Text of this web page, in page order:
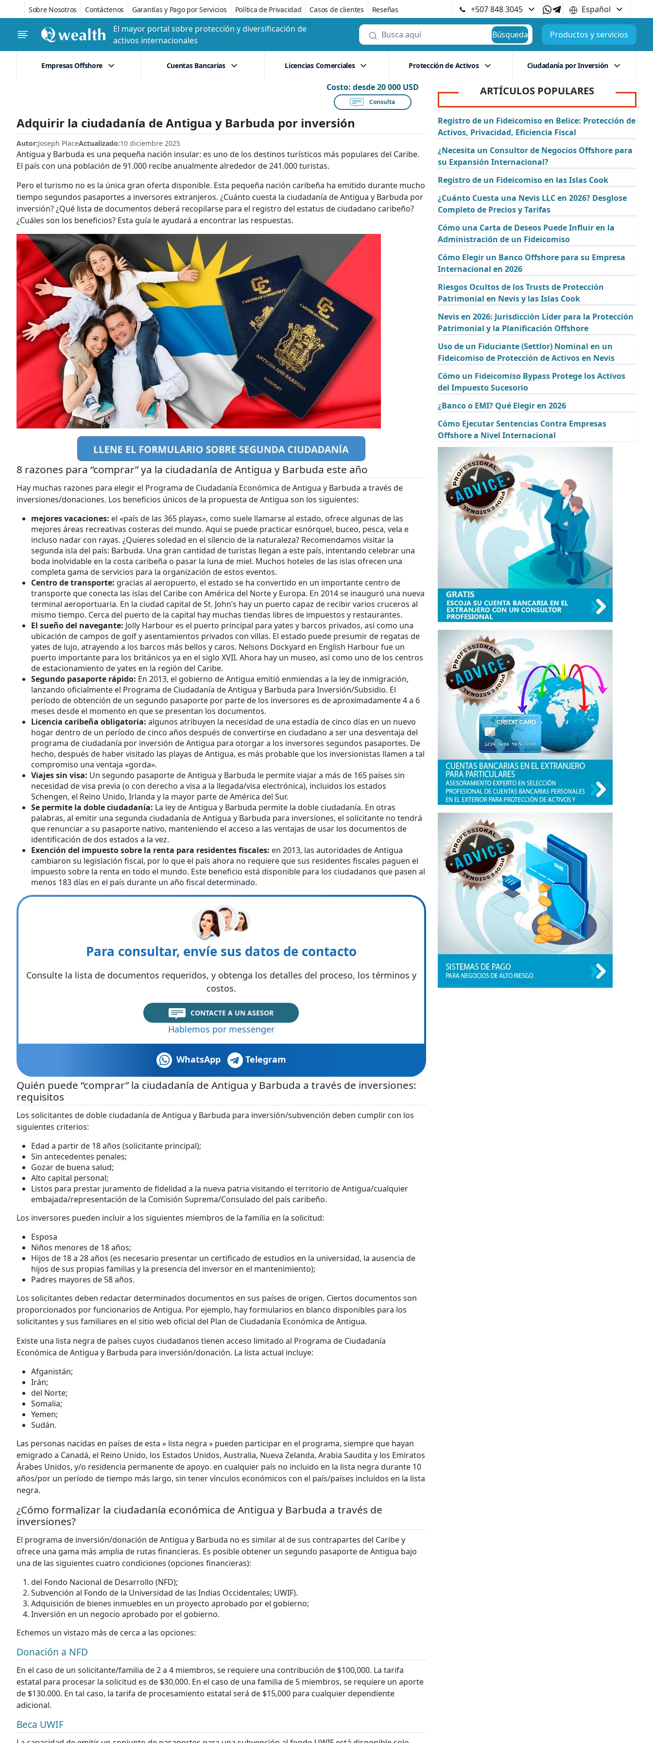
Sobre Nosotros Contáctenos Garantías y Pago por Servicios Política de Privacidad Casos de clientes Reseñas +507 848 3045
Español
El mayor portal sobre protección y diversificación de
activos internacionales
Búsqueda Productos y servicios
Empresas Offshore Cuentas Bancarias Licencias Comerciales Protección de Activos Ciudadanía por Inversión
Costo: desde 20 000 USD
Consulta
Adquirir la ciudadanía de Antigua y Barbuda por inversión
Autor:Joseph PlaceActualizado:10 diciembre 2025
Antigua y Barbuda es una pequeña nación insular: es uno de los destinos turísticos más populares del Caribe.
El país con una población de 91.000 recibe anualmente alrededor de 241.000 turistas.
Pero el turismo no es la única gran oferta disponible. Esta pequeña nación caribeña ha emitido durante mucho
tiempo segundos pasaportes a inversores extranjeros. ¿Cuánto cuesta la ciudadanía de Antigua y Barbuda por
inversión? ¿Qué lista de documentos deberá recopilarse para el registro del estatus de ciudadano caribeño?
¿Cuáles son los beneficios? Esta guía le ayudará a encontrar las respuestas.
8 razones para “comprar” ya la ciudadanía de Antigua y Barbuda este año
Hay muchas razones para elegir el Programa de Ciudadanía Económica de Antigua y Barbuda a través de
inversiones/donaciones. Los beneficios únicos de la propuesta de Antigua son los siguientes:
mejores vacaciones: el «país de las 365 playas», como suele llamarse al estado, ofrece algunas de las
mejores áreas recreativas costeras del mundo. Aquí se puede practicar esnórquel, buceo, pesca, vela e
incluso nadar con rayas. ¿Quieres soledad en el silencio de la naturaleza? Recomendamos visitar la
segunda isla del país: Barbuda. Una gran cantidad de turistas llegan a este país, intentando celebrar una
boda inolvidable en la costa caribeña o pasar la luna de miel. Muchos hoteles de las islas ofrecen una
completa gama de servicios para la organización de estos eventos.
Centro de transporte: gracias al aeropuerto, el estado se ha convertido en un importante centro de
transporte que conecta las islas del Caribe con América del Norte y Europa. En 2014 se inauguró una nueva
terminal aeroportuaria. En la ciudad capital de St. John’s hay un puerto capaz de recibir varios cruceros al
mismo tiempo. Cerca del puerto de la capital hay muchas tiendas libres de impuestos y restaurantes.
El sueño del navegante: Jolly Harbour es el puerto principal para yates y barcos privados, así como una
ubicación de campos de golf y asentamientos privados con villas. El estado puede presumir de regatas de
yates de lujo, atrayendo a los barcos más bellos y caros. Nelsons Dockyard en English Harbour fue un
puerto importante para los británicos ya en el siglo XVII. Ahora hay un museo, así como uno de los centros
de estacionamiento de yates en la región del Caribe.
Segundo pasaporte rápido: En 2013, el gobierno de Antigua emitió enmiendas a la ley de inmigración,
lanzando oficialmente el Programa de Ciudadanía de Antigua y Barbuda para Inversión/Subsidio. El
período de obtención de un segundo pasaporte por parte de los inversores es de aproximadamente 4 a 6
meses desde el momento en que se presentan los documentos.
Licencia caribeña obligatoria: algunos atribuyen la necesidad de una estadía de cinco días en un nuevo
hogar dentro de un período de cinco años después de convertirse en ciudadano a ser una desventaja del
programa de ciudadanía por inversión de Antigua para otorgar a los inversores segundos pasaportes. De
hecho, después de haber visitado las playas de Antigua, es más probable que los inversionistas llamen a tal
compromiso una ventaja «gorda».
Viajes sin visa: Un segundo pasaporte de Antigua y Barbuda le permite viajar a más de 165 países sin
necesidad de visa previa (o con derecho a visa a la llegada/visa electrónica), incluidos los estados
Schengen, el Reino Unido, Irlanda y la mayor parte de América del Sur.
Se permite la doble ciudadanía: La ley de Antigua y Barbuda permite la doble ciudadanía. En otras
palabras, al emitir una segunda ciudadanía de Antigua y Barbuda para inversiones, el solicitante no tendrá
que renunciar a su pasaporte nativo, manteniendo el acceso a las ventajas de usar los documentos de
identificación de dos estados a la vez.
Exención del impuesto sobre la renta para residentes fiscales: en 2013, las autoridades de Antigua
cambiaron su legislación fiscal, por lo que el país ahora no requiere que sus residentes fiscales paguen el
impuesto sobre la renta en todo el mundo. Este beneficio está disponible para los ciudadanos que pasen al
menos 183 días en el país durante un año fiscal determinado.
Para consultar, envíe sus datos de contacto
Consulte la lista de documentos requeridos, y obtenga los detalles del proceso, los términos y
costos.
CONTACTE A UN ASESOR
Hablemos por messenger
WhatsApp Telegram
Quién puede “comprar” la ciudadanía de Antigua y Barbuda a través de inversiones:
requisitos
Los solicitantes de doble ciudadanía de Antigua y Barbuda para inversión/subvención deben cumplir con los
siguientes criterios:
Edad a partir de 18 años (solicitante principal);
Sin antecedentes penales;
Gozar de buena salud;
Alto capital personal;
Listos para prestar juramento de fidelidad a la nueva patria visitando el territorio de Antigua/cualquier
embajada/representación de la Comisión Suprema/Consulado del país caribeño.
Los inversores pueden incluir a los siguientes miembros de la familia en la solicitud:
Esposa
Niños menores de 18 años;
Hijos de 18 a 28 años (es necesario presentar un certificado de estudios en la universidad, la ausencia de
hijos de sus propias familias y la presencia del inversor en el mantenimiento);
Padres mayores de 58 años.
Los solicitantes deben redactar determinados documentos en sus países de origen. Ciertos documentos son
proporcionados por funcionarios de Antigua. Por ejemplo, hay formularios en blanco disponibles para los
solicitantes y sus familiares en el sitio web oficial del Plan de Ciudadanía Económica de Antigua.
Existe una lista negra de países cuyos ciudadanos tienen acceso limitado al Programa de Ciudadanía
Económica de Antigua y Barbuda para inversión/donación. La lista actual incluye:
Afganistán;
Irán;
del Norte;
Somalia;
Yemen;
Sudán.
Las personas nacidas en países de esta » lista negra » pueden participar en el programa, siempre que hayan
emigrado a Canadá, el Reino Unido, los Estados Unidos, Australia, Nueva Zelanda, Arabia Saudita y los Emiratos
Árabes Unidos, y/o residencia permanente de apoyo. en cualquier país no incluido en la lista negra durante 10
años/por un período de tiempo más largo, sin tener vínculos económicos con el país/países incluidos en la lista
negra.
¿Cómo formalizar la ciudadanía económica de Antigua y Barbuda a través de
inversiones?
El programa de inversión/donación de Antigua y Barbuda no es similar al de sus contrapartes del Caribe y
ofrece una gama más amplia de rutas financieras. Es posible obtener un segundo pasaporte de Antigua bajo
una de las siguientes cuatro condiciones (opciones financieras):
del Fondo Nacional de Desarrollo (NFD);
Subvención al Fondo de la Universidad de las Indias Occidentales; UWIF).
Adquisición de bienes inmuebles en un proyecto aprobado por el gobierno;
Inversión en un negocio aprobado por el gobierno.
Echemos un vistazo más de cerca a las opciones:
Donación a NFD
En el caso de un solicitante/familia de 2 a 4 miembros, se requiere una contribución de $100,000. La tarifa
estatal para procesar la solicitud es de $30,000. En el caso de una familia de 5 miembros, se requiere un aporte
de $130.000. En tal caso, la tarifa de procesamiento estatal será de $15,000 para cualquier dependiente
adicional.
Beca UWIF
ARTÍCULOS POPULARES
Registro de un Fideicomiso en Belice: Protección de
Activos, Privacidad, Eficiencia Fiscal
¿Necesita un Consultor de Negocios Offshore para
su Expansión Internacional?
Registro de un Fideicomiso en las Islas Cook
¿Cuánto Cuesta una Nevis LLC en 2026? Desglose
Completo de Precios y Tarifas
Cómo una Carta de Deseos Puede Influir en la
Administración de un Fideicomiso
Cómo Elegir un Banco Offshore para su Empresa
Internacional en 2026
Riesgos Ocultos de los Trusts de Protección
Patrimonial en Nevis y las Islas Cook
Nevis en 2026: Jurisdicción Líder para la Protección
Patrimonial y la Planificación Offshore
Uso de un Fiduciante (Settlor) Nominal en un
Fideicomiso de Protección de Activos en Nevis
Cómo un Fideicomiso Bypass Protege los Activos
del Impuesto Sucesorio
¿Banco o EMI? Qué Elegir en 2026
Cómo Ejecutar Sentencias Contra Empresas
Offshore a Nivel Internacional